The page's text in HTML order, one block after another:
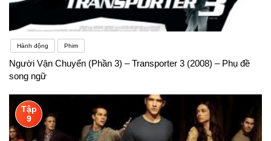
Hành động Phim
Người Vận Chuyển (Phần 3) – Transporter 3 (2008) – Phụ đề
song ngữ
Tập
9